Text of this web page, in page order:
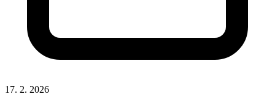
17. 2. 2026